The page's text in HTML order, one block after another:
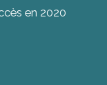
en 2020